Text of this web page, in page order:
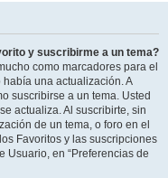
y suscribirme a un tema?
como marcadores para el
una actualización. A
suscribirse a un tema. Usted
actualiza. Al suscribirte, sin
de un tema, o foro en el
Favoritos y las suscripciones
Usuario, en “Preferencias de